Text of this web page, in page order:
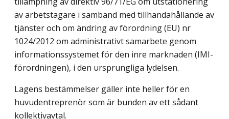
av arbetstagare i samband med tillhandahållande av
tjänster och om ändring av förordning (EU) nr
1024/2012 om administrativt samarbete genom
informationssystemet för den inre marknaden (IMI-
förordningen), i den ursprungliga lydelsen.
Lagens bestämmelser gäller inte heller för en
huvudentreprenör som är bunden av ett sådant
kollektivavtal.